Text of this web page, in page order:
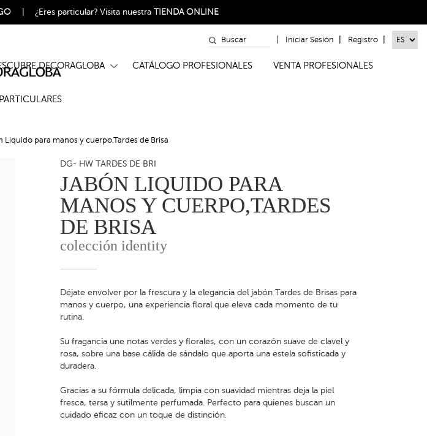
¿Eres particular?Visita nuestraTIENDA ONLINE
Iniciar Sesión Registro
DECORAGLOBA CATÁLOGO PROFESIONALES VENTA PROFESIONALES
PARTICULARES
Liquido para manos y cuerpo,Tardes de Brisa
DG- HW TARDES DE BRI
JABÓN LIQUIDO PARA
MANOS Y CUERPO,TARDES
DE BRISA
colección identity
Déjate envolver por la frescura y la elegancia del jabón Tardes de Brisas para
manos y cuerpo, una experiencia floral que eleva cada momento de tu
rutina.
Su fragancia une notas verdes y florales, con un corazón suave de clavel y
rosa, sobre una base cálida de sándalo que aporta una estela sofisticada y
duradera.
Gracias a su fórmula delicada, limpia con suavidad mientras deja la piel
fresca, tersa y sutilmente perfumada. Perfecto para quienes buscan un
cuidado eficaz con un toque de distinción.